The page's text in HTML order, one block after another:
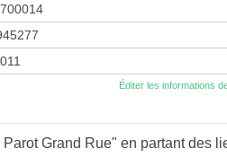
Éditer les informations
Grand Rue" en partant des